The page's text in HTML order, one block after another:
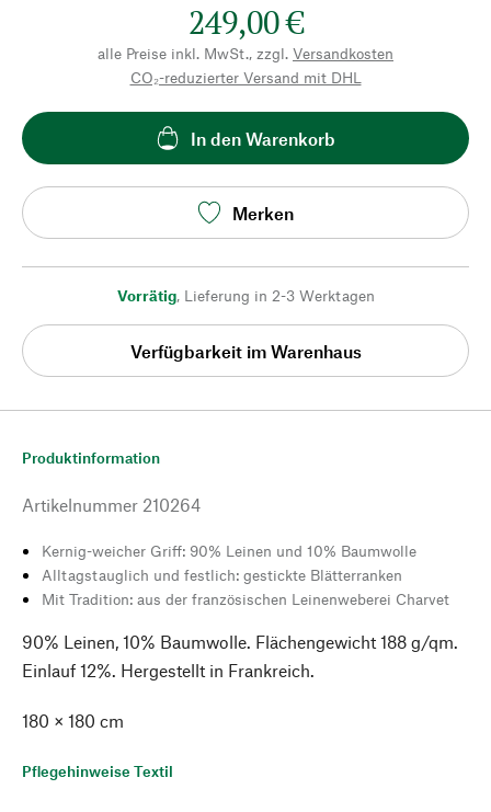
249,00 €
alle Preise inkl. MwSt., zzgl. Versandkosten
CO₂-reduzierter Versand mit DHL
In den Warenkorb
Merken
Vorrätig, Lieferung in 2-3 Werktagen
Verfügbarkeit im Warenhaus
Produktinformation
Artikelnummer 210264
Kernig-weicher Griff: 90% Leinen und 10% Baumwolle
Alltagstauglich und festlich: gestickte Blätterranken
Mit Tradition: aus der französischen Leinenweberei Charvet
90% Leinen, 10% Baumwolle. Flächengewicht 188 g/qm.
Einlauf 12%. Hergestellt in Frankreich.
180 × 180 cm
Pflegehinweise Textil